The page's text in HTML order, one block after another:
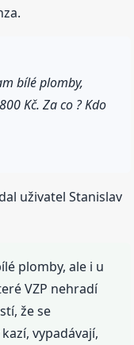
bílé plomby,
Kč. Za co ? Kdo
uživatel Stanislav
plomby, ale i u
VZP nehradí
že se
vypadávají,